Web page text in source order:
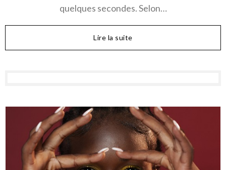
quelques secondes. Selon…
Lire la suite